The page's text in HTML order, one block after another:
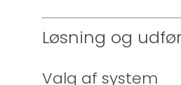
Løsning og
Valg af system
besøger
vores side,
chancen